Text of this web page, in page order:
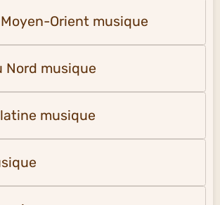
Orient musique
Nord musique
musique